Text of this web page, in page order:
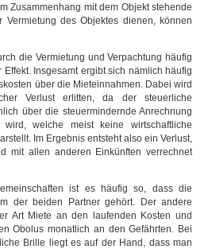
Zusammenhang mit dem Objekt stehende
des Objektes dienen, können
die Vermietung und Verpachtung häufig
Insgesamt ergibt sich nämlich häufig
über die Mieteinnahmen. Dabei wird
Verlust erlitten, da der steuerliche
über die steuermindernde Anrechnung
welche meist keine wirtschaftliche
Im Ergebnis entsteht also ein Verlust,
mit allen anderen Einkünften verrechnet
ist es häufig so, dass die
der beiden Partner gehört. Der andere
Art Miete an den laufenden Kosten und
Obolus monatlich an den Gefährten. Bei
Brille liegt es auf der Hand, dass man